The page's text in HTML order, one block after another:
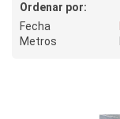
Ordenar por:
Fecha
Metros